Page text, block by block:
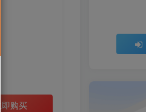
立即购买